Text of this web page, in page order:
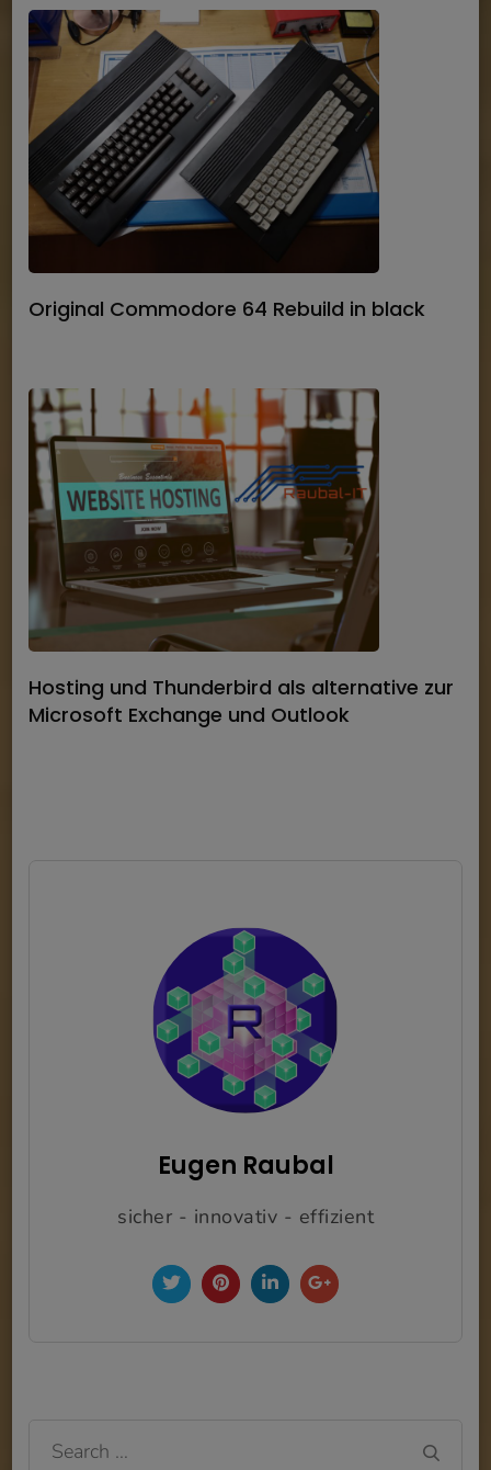
Original Commodore 64 Rebuild in black
Hosting und Thunderbird als alternative zur
Microsoft Exchange und Outlook
Eugen Raubal
sicher - innovativ - effizient
Search